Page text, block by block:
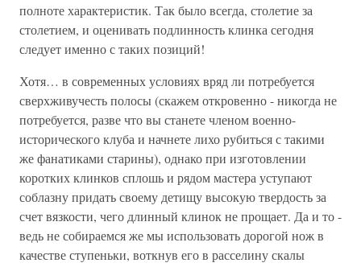
полноте характеристик. Так было всегда, столетие за
столетием, и оценивать подлинность клинка сегодня
следует именно с таких позиций!
Хотя… в современных условиях вряд ли потребуется
сверхживучесть полосы (скажем откровенно - никогда не
потребуется, разве что вы станете членом военно-
исторического клуба и начнете лихо рубиться с такими
же фанатиками старины), однако при изготовлении
коротких клинков сплошь и рядом мастера уступают
соблазну придать своему детищу высокую твердость за
счет вязкости, чего длинный клинок не прощает. Да и то -
ведь не собираемся же мы использовать дорогой нож в
качестве ступеньки, воткнув его в расселину скалы